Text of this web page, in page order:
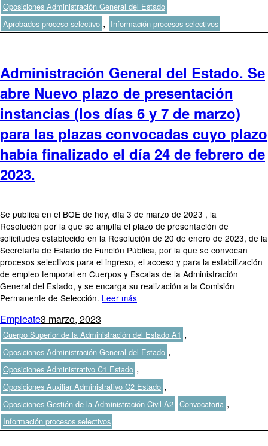
Oposiciones Administración General del Estado
Aprobados proceso selectivo , Información procesos selectivos
Administración General del Estado. Se
abre Nuevo plazo de presentación
instancias (los días 6 y 7 de marzo)
para las plazas convocadas cuyo plazo
había finalizado el día 24 de febrero de
2023.
Se publica en el BOE de hoy, día 3 de marzo de 2023 , la
Resolución por la que se amplía el plazo de presentación de
solicitudes establecido en la Resolución de 20 de enero de 2023, de la
Secretaría de Estado de Función Pública, por la que se convocan
procesos selectivos para el ingreso, el acceso y para la estabilización
de empleo temporal en Cuerpos y Escalas de la Administración
General del Estado, y se encarga su realización a la Comisión
Permanente de Selección. Leer más
Autor
EmpleatePublicado
el
3 marzo, 2023
Cuerpo Superior de la Administración del Estado A1 ,
Oposiciones Administración General del Estado ,
Oposiciones Administrativo C1 Estado ,
Oposiciones Auxiliar Administrativo C2 Estado ,
Oposiciones Gestión de la Administración Civil A2 Etiquetas
Convocatoria ,
Información procesos selectivos